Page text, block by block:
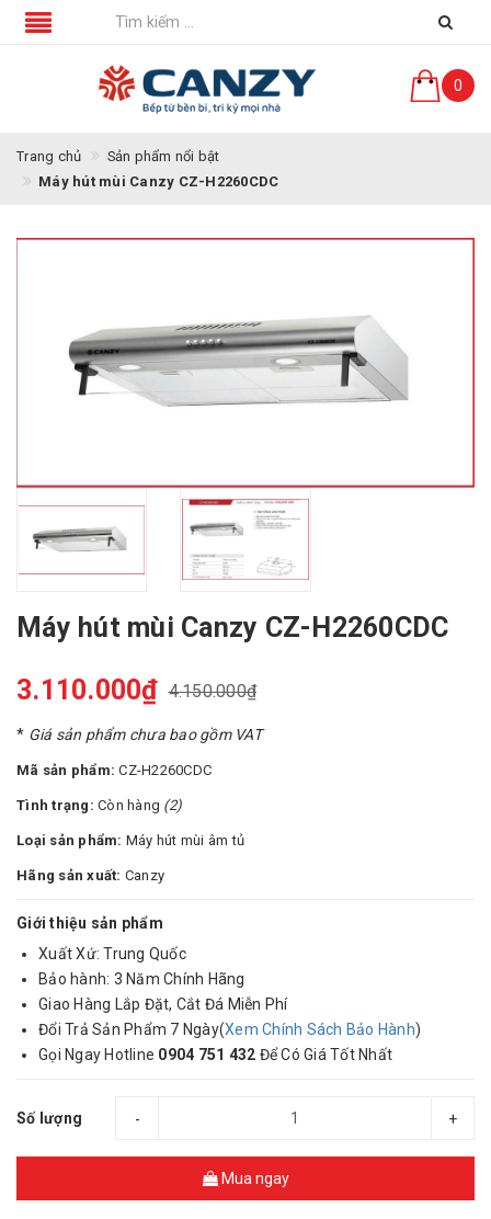
0
Trang chủ
Sản phẩm nổi bật
Máy hút mùi Canzy CZ-H2260CDC
Máy hút mùi Canzy CZ-H2260CDC
3.110.000₫ 4.150.000₫
* Giá sản phẩm chưa bao gồm VAT
Mã sản phẩm:CZ-H2260CDC
Tình trạng: Còn hàng (2)
Loại sản phẩm: Máy hút mùi âm tủ
Hãng sản xuất: Canzy
Giới thiệu sản phẩm
Xuất Xứ: Trung Quốc
Bảo hành: 3 Năm Chính Hãng
Giao Hàng Lắp Đặt, Cắt Đá Miễn Phí
Đổi Trả Sản Phẩm 7 Ngày(Xem Chính Sách Bảo Hành)
Gọi Ngay Hotline 0904 751 432 Để Có Giá Tốt Nhất
Số lượng - +
Mua ngay